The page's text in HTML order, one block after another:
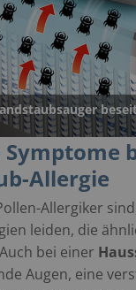
Allergie
Allergiker
leiden, die
bei einer
Augen, eine